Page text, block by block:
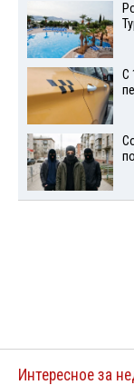
С
Интересное за